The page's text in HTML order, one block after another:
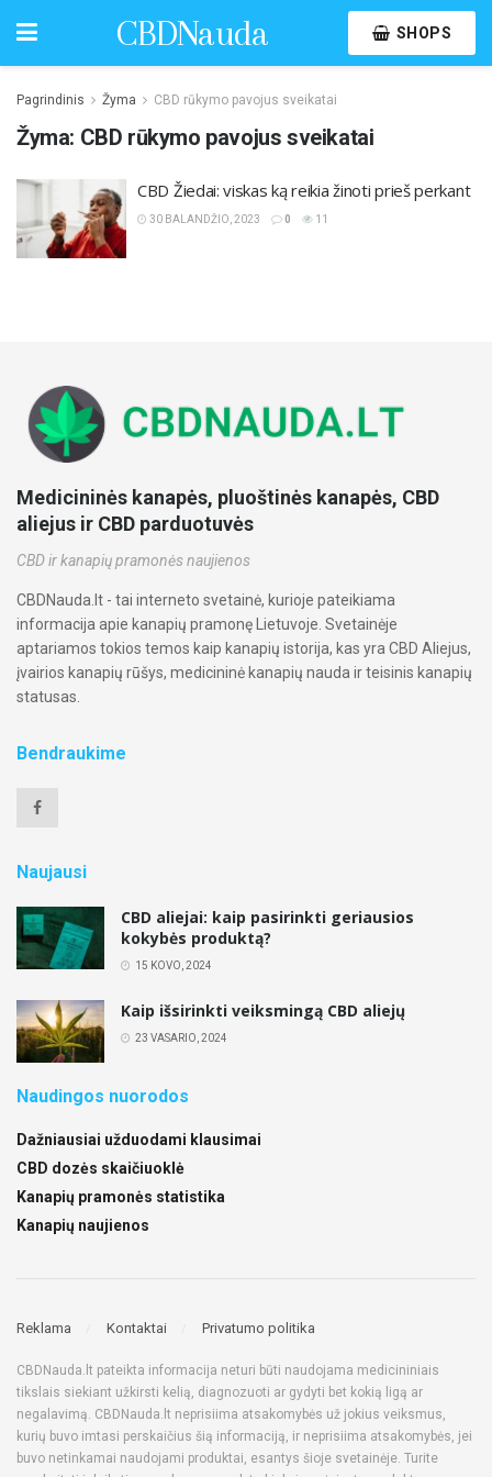
CBDNauda SHOPS
Pagrindinis Žyma CBD rūkymo pavojus sveikatai
Žyma: CBD rūkymo pavojus sveikatai
CBD Žiedai: viskas ką reikia žinoti prieš perkant
30 BALANDŽIO, 2023 0 11
Medicininės kanapės, pluoštinės kanapės, CBD
aliejus ir CBD parduotuvės
CBD ir kanapių pramonės naujienos
CBDNauda.lt - tai interneto svetainė, kurioje pateikiama
informacija apie kanapių pramonę Lietuvoje. Svetainėje
aptariamos tokios temos kaip kanapių istorija, kas yra CBD Aliejus,
įvairios kanapių rūšys, medicininė kanapių nauda ir teisinis kanapių
statusas.
Bendraukime
Naujausi
CBD aliejai: kaip pasirinkti geriausios
kokybės produktą?
15 KOVO, 2024
Kaip išsirinkti veiksmingą CBD aliejų
23 VASARIO, 2024
Naudingos nuorodos
Dažniausiai užduodami klausimai
CBD dozės skaičiuoklė
Kanapių pramonės statistika
Kanapių naujienos
Reklama Kontaktai Privatumo politika
CBDNauda.lt pateikta informacija neturi būti naudojama medicininiais
tikslais siekiant užkirsti kelią, diagnozuoti ar gydyti bet kokią ligą ar
negalavimą. CBDNauda.lt neprisiima atsakomybės už jokius veiksmus,
kurių buvo imtasi perskaičius šią informaciją, ir neprisiima atsakomybės, jei
buvo netinkamai naudojami produktai, esantys šioje svetainėje. Turite